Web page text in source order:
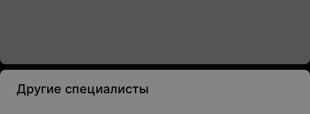
Другие специалисты